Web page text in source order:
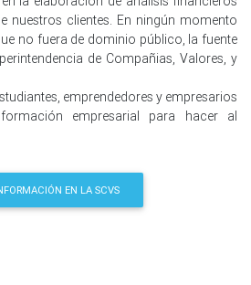
nuestros clientes. En ningún momento
no fuera de dominio público, la fuente
de Compañias, Valores, y
emprendedores y empresarios
empresarial para hacer al
EN LA SCVS